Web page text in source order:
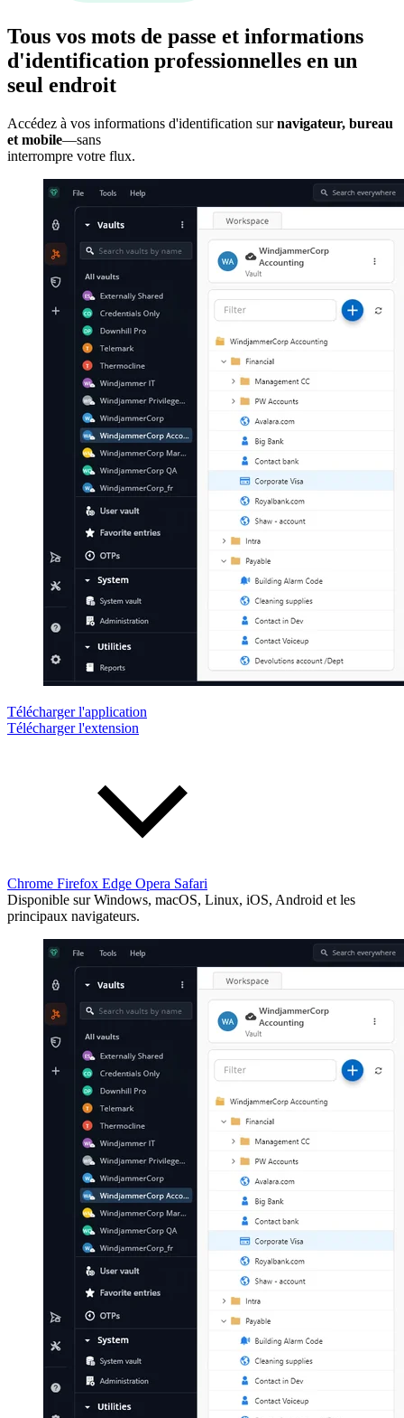
Tous vos mots de passe et informations
d'identification professionnelles en un
seul endroit
Accédez à vos informations d'identification surnavigateur, bureau
et mobile—sans
interrompre votre flux.
Télécharger l'application
Télécharger l'extension
Chrome Firefox Edge Opera Safari
Disponible sur Windows, macOS, Linux, iOS, Android et les
principaux navigateurs.